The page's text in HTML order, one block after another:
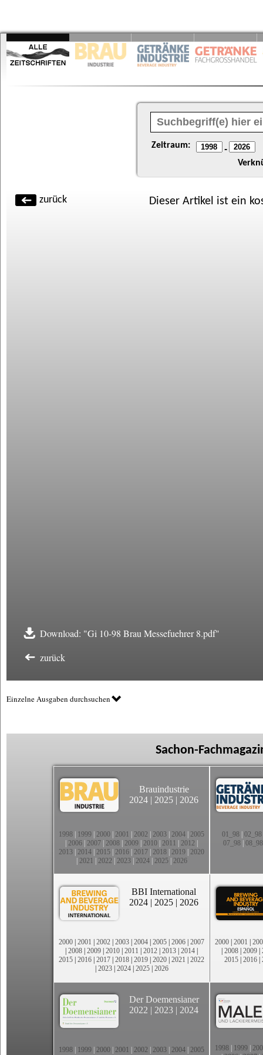
Zeitraum: -
zurück Dieser Artikel ist ein
Download: "Gi 10-98 Brau Messefuehrer 8.pdf"
zurück
Einzelne Ausgaben durchsuchen
Sachon-
Brauindustrie
2024 | 2025 | 2026
1998 1999 2000 2001 2002 2003 2004 2005
2006 2007 2008 2009 2010 2011 2012
2013 2014 2015 2016 2017 2018 2019 2020
2021 2022 2023| 2024| 2025| 2026
01_98| 02_98
07_98 08_98
BBI International
2024 | 2025 | 2026
2000 | 2001 | 2002 | 2003 | 2004 | 2005 | 2006 | 2007
| 2008 | 2009 | 2010 | 2011 | 2012 | 2013 | 2014 |
2015 | 2016 | 2017 | 2018 | 2019 | 2020 | 2021 | 2022
| 2023| 2024| 2025| 2026
2000 | 2001 |
| 2008 | 2009 |
2015 | 2016 |
Der Doemensianer
2022 | 2023 | 2024
1998 1999 2000 2001 2002 2003 2004 2005
1998 1999